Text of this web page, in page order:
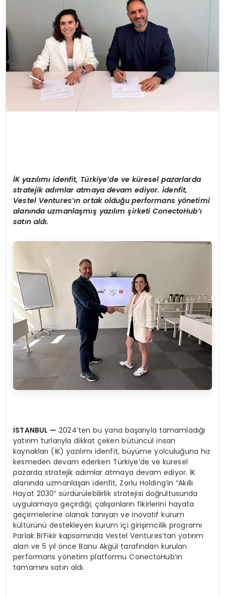
YAŞAM
İK yazılımıidenfit, Türkiye’de ve küresel pazarlarda
stratejik adımlar atmaya devam ediyor. idenfit,
Vestel Ventures’ın ortak olduğu performans yönetimi
alanında uzmanlaşmış yazılım şirketiConectoHub’ı
satın aldı.
İSTANBUL — 2024’ten bu yana başarıyla tamamladığı
yatırım turlarıyla dikkat çeken bütüncül insan
kaynakları (İK) yazılımı idenfit, büyüme yolculuğuna hız
kesmeden devam ederken Türkiye’de ve küresel
pazarda stratejik adımlar atmaya devam ediyor. İK
alanında uzmanlaşan idenfit, Zorlu Holding’in “Akıllı
Hayat 2030” sürdürülebilirlik stratejisi doğrultusunda
uygulamaya geçirdiği, çalışanların fikirlerini hayata
geçirmelerine olanak tanıyan ve inovatif kurum
kültürünü destekleyen kurum içi girişimcilik programı
Parlak Bi’Fikir kapsamında Vestel Ventures’tan yatırım
alan ve 5 yıl önce Banu Akgül tarafından kurulan
performans yönetim platformu ConectoHub’ın
tamamını satın aldı.